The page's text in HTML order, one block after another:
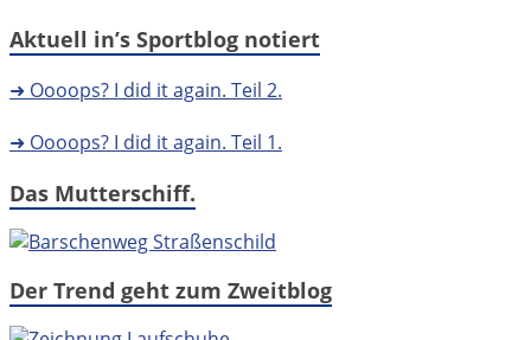
Aktuell in’s Sportblog notiert
➜ Oooops? I did it again. Teil 2.
➜ Oooops? I did it again. Teil 1.
Das Mutterschiff.
Der Trend geht zum Zweitblog